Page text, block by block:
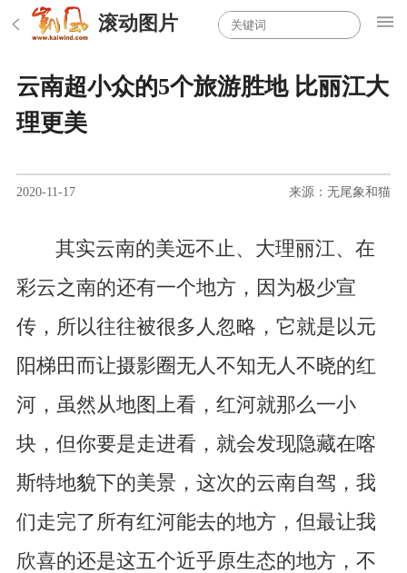
滚动图片
云南超小众的5个旅游胜地 比丽江大
理更美
2020-11-17 来源：无尾象和猫
其实云南的美远不止、大理丽江、在
彩云之南的还有一个地方，因为极少宣
传，所以往往被很多人忽略，它就是以元
阳梯田而让摄影圈无人不知无人不晓的红
河，虽然从地图上看，红河就那么一小
块，但你要是走进看，就会发现隐藏在喀
斯特地貌下的美景，这次的云南自驾，我
们走完了所有红河能去的地方，但最让我
欣喜的还是这五个近乎原生态的地方，不